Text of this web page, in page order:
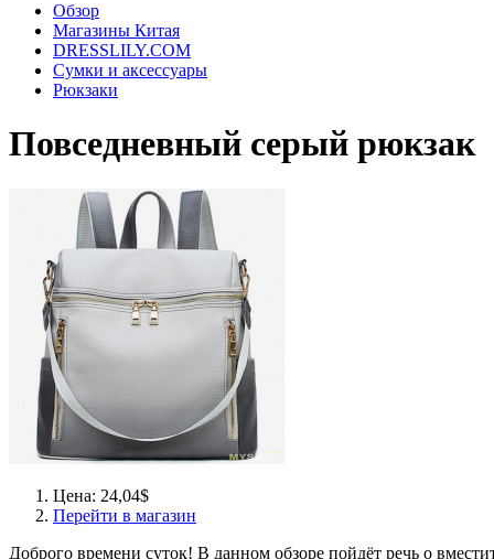
Обзор
Магазины Китая
DRESSLILY.COM
Сумки и аксессуары
Рюкзаки
Повседневный серый рюкзак
Цена: 24,04$
Перейти в магазин
Доброго времени суток! В данном обзоре пойдёт речь о